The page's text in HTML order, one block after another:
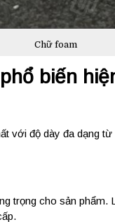
Chữ foam
biến
với độ dày đa dạng
trọng cho sản phẩm.